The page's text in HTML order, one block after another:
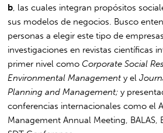
b , las cuales integran propósitos
sus modelos de negocios. Busco
personas a elegir este tipo de
investigaciones en revistas científicas
primer nivel como Corporate Social
Environmental Management y el
Planning and Management; y
conferencias internacionales como el
Management Annual Meeting, BALAS,